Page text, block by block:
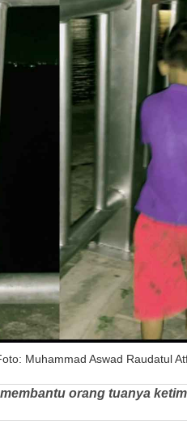
Muhammad Aswad Raudatul
orang tuanya